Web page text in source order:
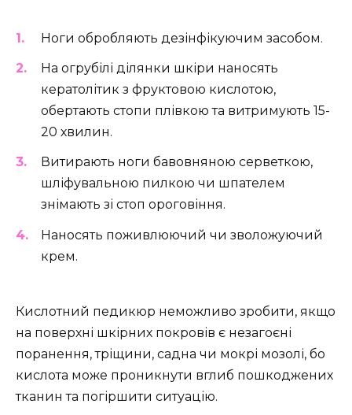
Ноги обробляють дезінфікуючим засобом.
На огрубілі ділянки шкіри наносять
кератолітик з фруктовою кислотою,
обертають стопи плівкою та витримують 15-
20 хвилин.
Витирають ноги бавовняною серветкою,
шліфувальною пилкою чи шпателем
знімають зі стоп ороговіння.
Наносять поживлюючий чи зволожуючий
крем.
Кислотний педикюр неможливо зробити, якщо
на поверхні шкірних покровів є незагоєні
поранення, тріщини, садна чи мокрі мозолі, бо
кислота може проникнути вглиб пошкоджених
тканин та погіршити ситуацію.